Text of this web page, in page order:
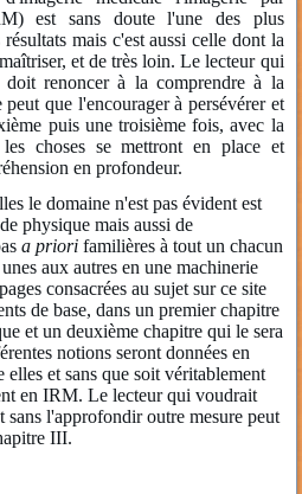
est sans doute l'une des plus
mais c'est aussi celle dont la
et de très loin. Le lecteur qui
renoncer à la comprendre à la
que l'encourager à persévérer et
puis une troisième fois, avec la
choses se mettront en place et
en profondeur.
le domaine n'est pas évident est
physique mais aussi de
a priorifamilières à tout un chacun
aux autres en une machinerie
consacrées au sujet sur ce site
de base, dans un premier chapitre
et un deuxième chapitre qui le sera
notions seront données en
elles et sans que soit véritablement
en IRM. Le lecteur qui voudrait
sans l'approfondir outre mesure peut
III.